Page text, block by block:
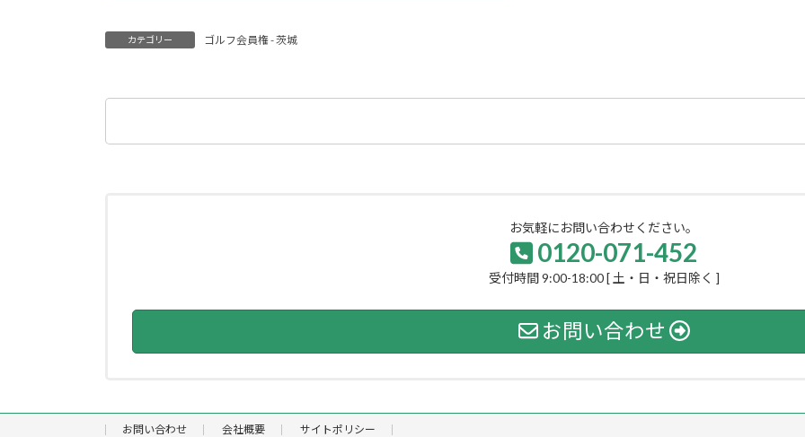
カテゴリー ゴルフ会員権 - 茨城
お気軽にお問い合わせください。
0120-071-452
受付時間 9:00-18:00 [ 土・日・祝日除く ]
お問い合わせ
お問い合わせ 会社概要 サイトポリシー